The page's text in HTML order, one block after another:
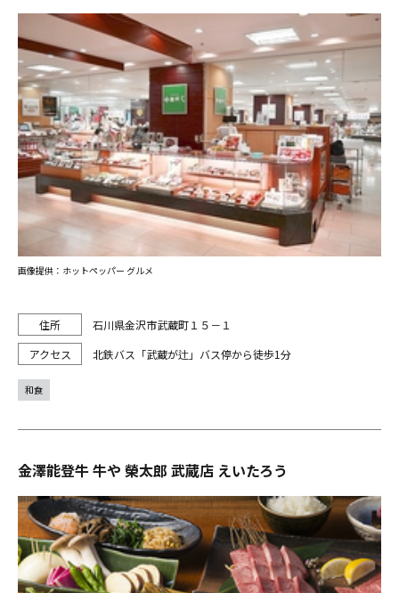
石川県金沢市武蔵町１５－１
北鉄バス「武蔵が辻」バス停から徒歩1分
画像提供：ホットペッパー グルメ
和食
金澤能登牛 牛や 榮太郎 武蔵店 えいたろう